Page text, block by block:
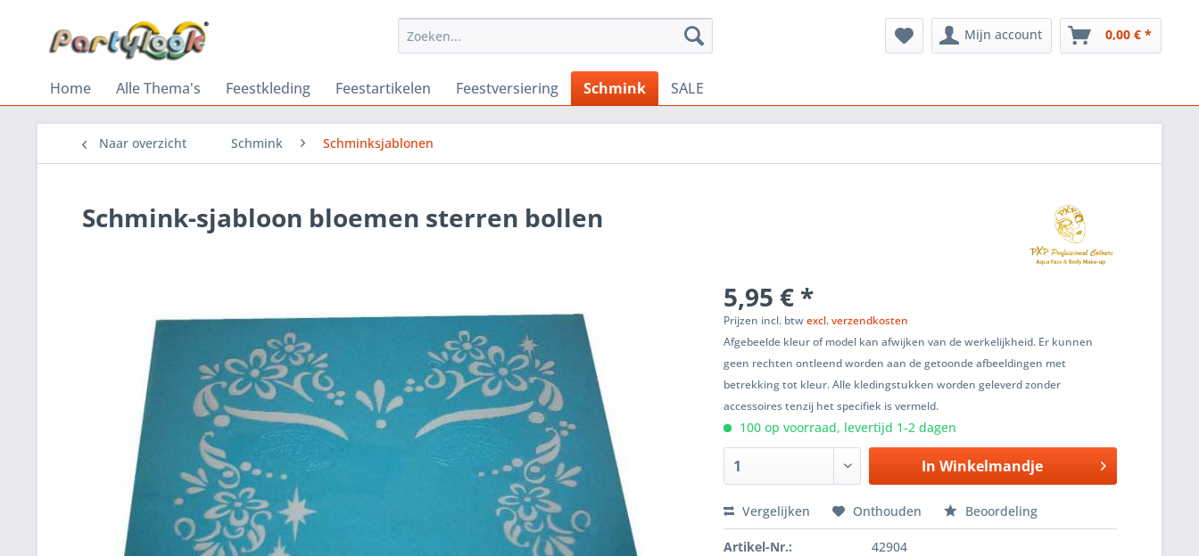
Mijn account 0,00 € *
Home Alle Thema's Feestkleding Feestartikelen Feestversiering Schmink SALE
Naar overzicht Schmink Schminksjablonen
Schmink-sjabloon bloemen sterren bollen
5,95 € *
Prijzen incl. btwexcl. verzendkosten
Afgebeelde kleur of model kan afwijken van de werkelijkheid. Er kunnen
geen rechten ontleend worden aan de getoonde afbeeldingen met
betrekking tot kleur. Alle kledingstukken worden geleverd zonder
accessoires tenzij het specifiek is vermeld.
100 op voorraad, levertijd 1-2 dagen
In Winkelmandje
Vergelijken Onthouden Beoordeling
Artikel-Nr.:
42904